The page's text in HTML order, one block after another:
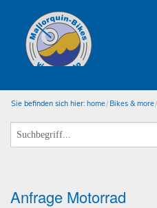
Sie befinden sich hier: home Bikes & more
Anfrage Motorrad